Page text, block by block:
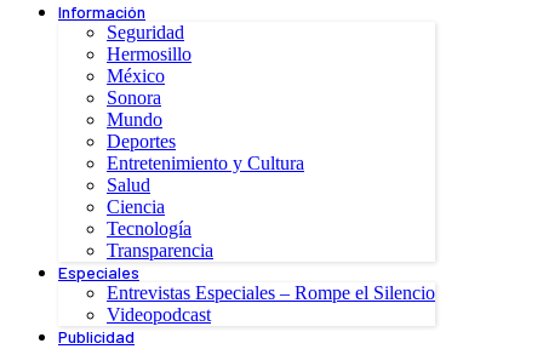
Información
Seguridad
Hermosillo
México
Sonora
Mundo
Deportes
Entretenimiento y Cultura
Salud
Ciencia
Tecnología
Transparencia
Especiales
Entrevistas Especiales – Rompe el Silencio
Videopodcast
Publicidad